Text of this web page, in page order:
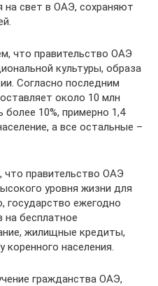
на свет в ОАЭ, сохраняют
что правительство ОАЭ
культуры, образа
Согласно последним
около 10 млн
10%, примерно 1,4
а все остальные –
правительство ОАЭ
уровня жизни для
государство ежегодно
бесплатное
жилищные кредиты,
коренного населения.
гражданства ОАЭ,